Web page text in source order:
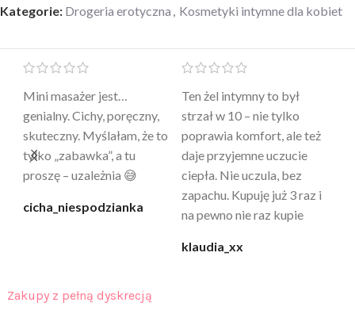
Kategorie: Drogeria erotyczna , Kosmetyki intymne dla kobiet
Mini masażer jest…
genialny. Cichy, poręczny,
skuteczny. Myślałam, że to
tylko „zabawka”, a tu
proszę – uzależnia 😅
cicha_niespodzianka
Ten żel intymny to był
strzał w 10 – nie tylko
poprawia komfort, ale też
daje przyjemne uczucie
ciepła. Nie uczula, bez
zapachu. Kupuję już 3 raz i
na pewno nie raz kupie
klaudia_xx
Zakupy z pełną dyskrecją